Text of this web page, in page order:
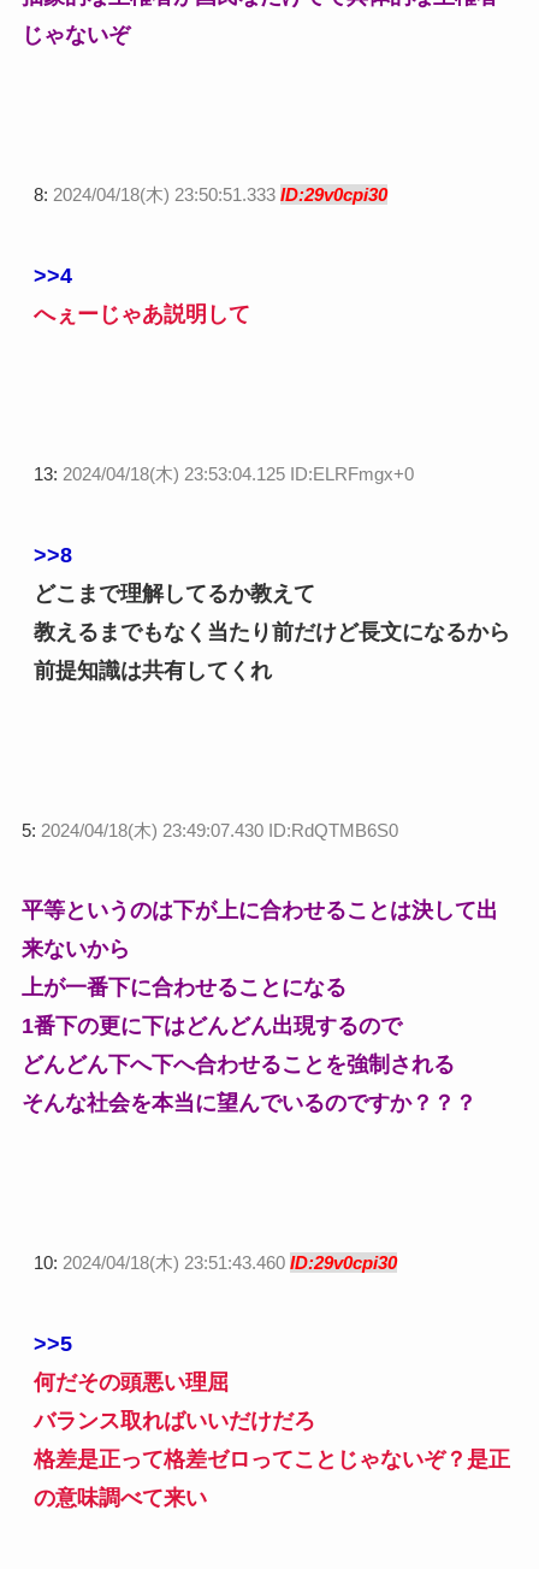
じゃないぞ
8: 2024/04/18(木) 23:50:51.333 ID:29v0cpi30
>>4
へぇーじゃあ説明して
13: 2024/04/18(木) 23:53:04.125 ID:ELRFmgx+0
>>8
どこまで理解してるか教えて
教えるまでもなく当たり前だけど長文になるから
前提知識は共有してくれ
5: 2024/04/18(木) 23:49:07.430 ID:RdQTMB6S0
平等というのは下が上に合わせることは決して出
来ないから
上が一番下に合わせることになる
1番下の更に下はどんどん出現するので
どんどん下へ下へ合わせることを強制される
そんな社会を本当に望んでいるのですか？？？
10: 2024/04/18(木) 23:51:43.460 ID:29v0cpi30
>>5
何だその頭悪い理屈
バランス取ればいいだけだろ
格差是正って格差ゼロってことじゃないぞ？是正
の意味調べて来い